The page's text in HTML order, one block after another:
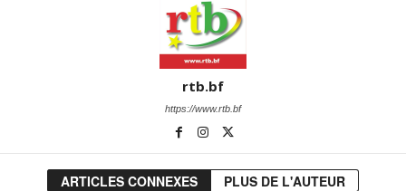
rtb.bf
https://www.rtb.bf
ARTICLES CONNEXES PLUS DE L'AUTEUR